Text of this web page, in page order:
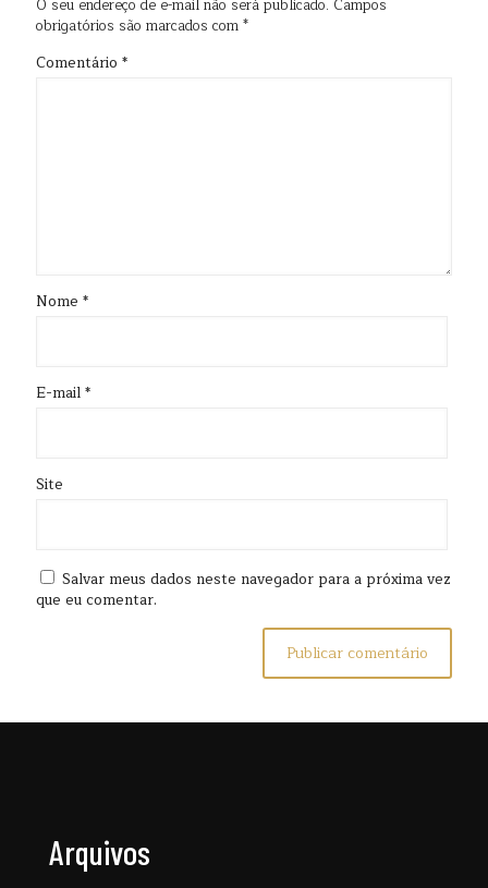
O seu endereço de e-mail não será publicado. Campos
obrigatórios são marcados com*
Comentário *
Nome *
E-mail*
Site
Salvar meus dados neste navegador para a próxima vez
que eu comentar.
Arquivos